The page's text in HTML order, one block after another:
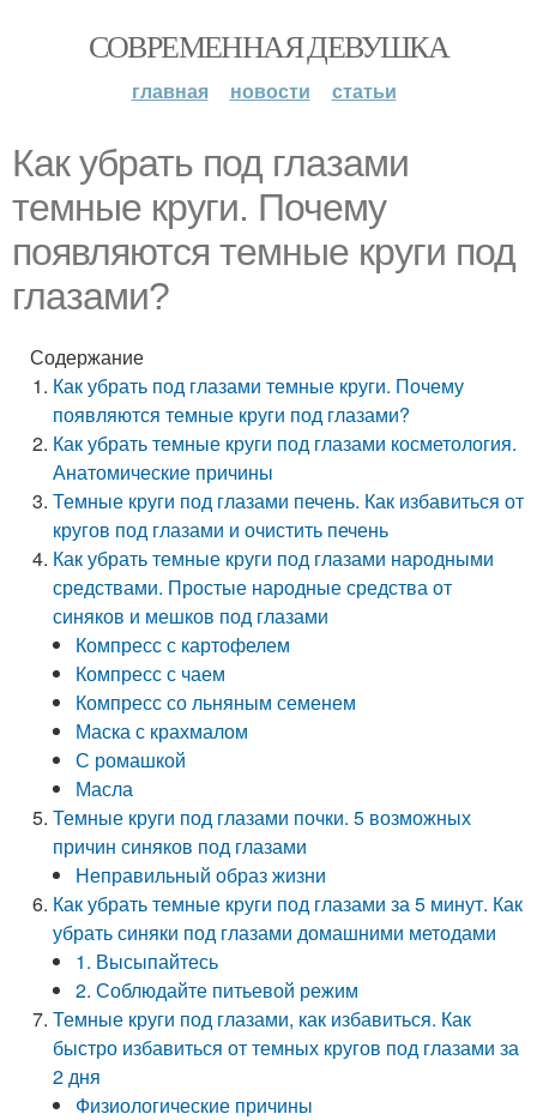
СОВРЕМЕННАЯ ДЕВУШКА
главная новости статьи
Как убрать под глазами
темные круги. Почему
появляются темные круги под
глазами?
Содержание
Как убрать под глазами темные круги. Почему
появляются темные круги под глазами?
Как убрать темные круги под глазами косметология.
Анатомические причины
Темные круги под глазами печень. Как избавиться от
кругов под глазами и очистить печень
Как убрать темные круги под глазами народными
средствами. Простые народные средства от
синяков и мешков под глазами
Компресс с картофелем
Компресс с чаем
Компресс со льняным семенем
Маска с крахмалом
С ромашкой
Масла
Темные круги под глазами почки. 5 возможных
причин синяков под глазами
Неправильный образ жизни
Как убрать темные круги под глазами за 5 минут. Как
убрать синяки под глазами домашними методами
1. Высыпайтесь
2. Соблюдайте питьевой режим
Темные круги под глазами, как избавиться. Как
быстро избавиться от темных кругов под глазами за
2 дня
Физиологические причины